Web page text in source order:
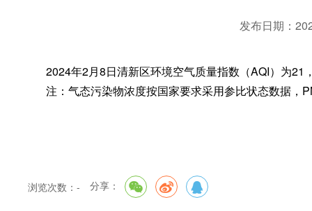
发布日期：
2024年2月8日清新区环境空气质量指数（AQI）为21
注：气态污染物浓度按国家要求采用参比状态数据 ，
浏览次数： - 分享：